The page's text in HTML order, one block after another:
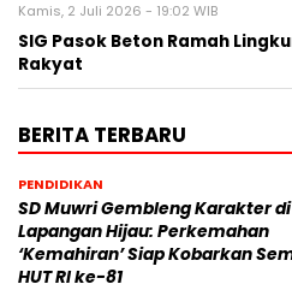
Kamis, 2 Juli 2026 - 19:02 WIB
SIG Pasok Beton Ramah
Rakyat
BERITA TERBARU
PENDIDIKAN
SD Muwri Gembleng Karakter di
Lapangan Hijau: Perkemahan
‘Kemahiran’ Siap Kobarkan
HUT RI ke-81